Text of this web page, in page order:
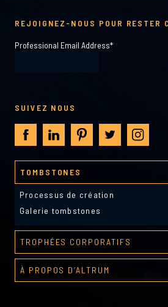
TOMBSTONES
Processus de création
Galerie tombstones
TROPHÉES CORPORATIFS
Galerie de récompenses
À PROPOS D’ALTRUM
REJOIGNEZ-NOUS POUR RESTER
Professional Email Address*
SUIVEZ NOUS